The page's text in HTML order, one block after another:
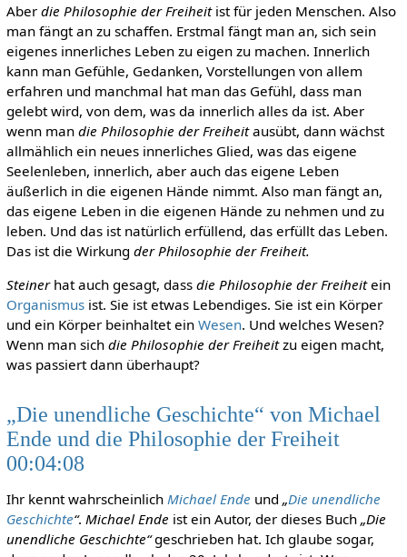
Aber die Philosophie der Freiheitist für jeden Menschen. Also
man fängt an zu schaffen. Erstmal fängt man an, sich sein
eigenes innerliches Leben zu eigen zu machen. Innerlich
kann man Gefühle, Gedanken, Vorstellungen von allem
erfahren und manchmal hat man das Gefühl, dass man
gelebt wird, von dem, was da innerlich alles da ist. Aber
wenn man die Philosophie der Freiheitausübt, dann wächst
allmählich ein neues innerliches Glied, was das eigene
Seelenleben, innerlich, aber auch das eigene Leben
äußerlich in die eigenen Hände nimmt. Also man fängt an,
das eigene Leben in die eigenen Hände zu nehmen und zu
leben. Und das ist natürlich erfüllend, das erfüllt das Leben.
Das ist die Wirkung der Philosophie der Freiheit.
Steinerhat auch gesagt, dass die Philosophie der Freiheitein
Organismusist. Sie ist etwas Lebendiges. Sie ist ein Körper
und ein Körper beinhaltet ein Wesen. Und welches Wesen?
Wenn man sich die Philosophie der Freiheitzu eigen macht,
was passiert dann überhaupt?
„Die unendliche Geschichte“ von Michael
Ende und die Philosophie der Freiheit
00:04:08
Ihr kennt wahrscheinlich Michael Ende und „Die unendliche
Geschichte“. Michael Ende ist ein Autor, der dieses Buch „Die
unendliche Geschichte“geschrieben hat. Ich glaube sogar,